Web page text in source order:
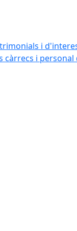
i
càrrecs i personal